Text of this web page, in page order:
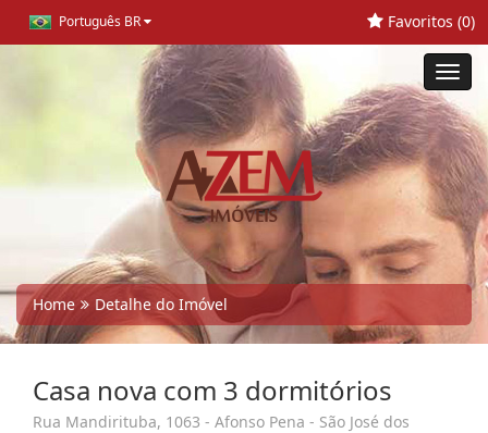
Português BR Favoritos (0)
Home Detalhe do Imóvel
Casa nova com 3 dormitórios
Rua Mandirituba, 1063 - Afonso Pena - São José dos